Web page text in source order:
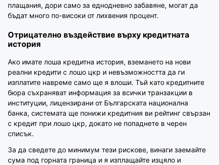
плащания, дори само за еднодневно забавяне, могат да
бъдат много по-високи от лихвения процент.
Отрицателно въздействие върху кредитната
история
Ако имате лоша кредитна история, вземането на нови
реални кредити с лошо цкр и невъзможността да ги
изплатите навреме само ще я влоши. Тъй като кредитните
бюра съхраняват информация за всички транзакции в
институции, лицензирани от Българската национална
банка, системата ще понижи кредитния ви рейтинг свързан
с кредит при лошо цкр, докато не попаднете в черен
списък.
За да сведете до минимум тези рискове, винаги заемайте
сума под горната граница и я изплащайте изцяло и